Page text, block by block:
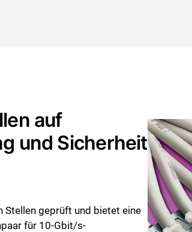
auf
und Sicherheit
Stellen geprüft und bietet eine
für 10-Gbit/s-